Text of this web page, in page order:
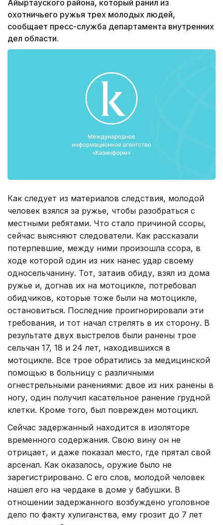
Айыртауского района, который ранил из
охотничьего ружья трех молодых людей,
сообщает пресс-служба департамента внутренних
дел области.
Как следует из материалов следствия, молодой
человек взялся за ружье, чтобы разобраться с
местными ребятами. Что стало причиной ссоры,
сейчас выясняют следователи. Как рассказали
потерпевшие, между ними произошла ссора, в
ходе которой один из них нанес удар своему
односельчанину. Тот, затаив обиду, взял из дома
ружье и, догнав их на мотоцикле, потребовал
обидчиков, которые тоже были на мотоцикле,
остановиться. Последние проигнорировали эти
требования, и тот начал стрелять в их сторону. В
результате двух выстрелов были ранены трое
сельчан 17, 18 и 24 лет, находившихся в
мотоцикле. Все трое обратились за медицинской
помощью в больницу с различными
огнестрельными ранениями: двое из них ранены в
ногу, один получил касательное ранение грудной
клетки. Кроме того, был поврежден мотоцикл.
Сейчас задержанный находится в изоляторе
временного содержания. Свою вину он не
отрицает, и даже показал место, где прятал свой
арсенал. Как оказалось, оружие было не
зарегистрировано. С его слов, молодой человек
нашел его на чердаке в доме у бабушки. В
отношении задержанного возбуждено уголовное
дело по факту хулиганства, ему грозит до 7 лет